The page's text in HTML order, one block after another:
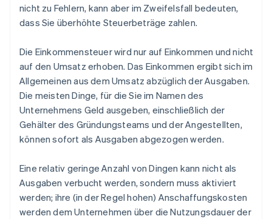
nicht zu Fehlern, kann aber im Zweifelsfall bedeuten,
dass Sie überhöhte Steuerbeträge zahlen.
Die Einkommensteuer wird nur auf Einkommen und nicht
auf den Umsatz erhoben. Das Einkommen ergibt sich im
Allgemeinen aus dem Umsatz abzüglich der Ausgaben.
Die meisten Dinge, für die Sie im Namen des
Unternehmens Geld ausgeben, einschließlich der
Gehälter des Gründungsteams und der Angestellten,
können sofort als Ausgaben abgezogen werden.
Eine relativ geringe Anzahl von Dingen kann nicht als
Ausgaben verbucht werden, sondern muss aktiviert
werden; ihre (in der Regel hohen) Anschaffungskosten
werden dem Unternehmen über die Nutzungsdauer der